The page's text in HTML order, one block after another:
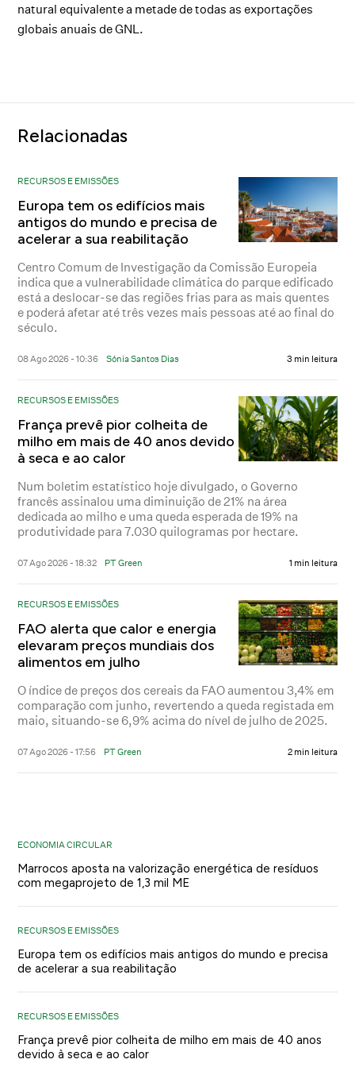
natural equivalente a metade de todas as exportações
globais anuais de GNL.
Relacionadas
RECURSOS E EMISSÕES
Europa tem os edifícios mais
antigos do mundo e precisa de
acelerar a sua reabilitação
Centro Comum de Investigação da Comissão Europeia
indica que a vulnerabilidade climática do parque edificado
está a deslocar-se das regiões frias para as mais quentes
e poderá afetar até três vezes mais pessoas até ao final do
século.
08 Ago 2026 - 10:36 Sónia Santos Dias 3 min leitura
RECURSOS E EMISSÕES
França prevê pior colheita de
milho em mais de 40 anos devido
à seca e ao calor
Num boletim estatístico hoje divulgado, o Governo
francês assinalou uma diminuição de 21% na área
dedicada ao milho e uma queda esperada de 19% na
produtividade para 7.030 quilogramas por hectare.
07 Ago 2026 - 18:32 PT Green 1 min leitura
RECURSOS E EMISSÕES
FAO alerta que calor e energia
elevaram preços mundiais dos
alimentos em julho
O índice de preços dos cereais da FAO aumentou 3,4% em
comparação com junho, revertendo a queda registada em
maio, situando-se 6,9% acima do nível de julho de 2025.
07 Ago 2026 - 17:56 PT Green 2 min leitura
ECONOMIA CIRCULAR
Marrocos aposta na valorização energética de resíduos
com megaprojeto de 1,3 mil ME
RECURSOS E EMISSÕES
Europa tem os edifícios mais antigos do mundo e precisa
de acelerar a sua reabilitação
RECURSOS E EMISSÕES
França prevê pior colheita de milho em mais de 40 anos
devido à seca e ao calor